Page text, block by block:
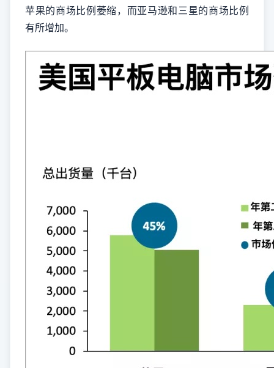
苹果的商场比例萎缩，而亚马逊和三星的商场比例
有所增加。